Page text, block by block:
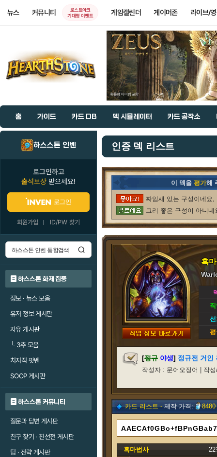
뉴스 커뮤니티
로스트아크
기대평 이벤트
게임캘린더 게이머존 라이브/
홈 가이드 카드 DB 덱 시뮬레이터 카드 공작소
하스스톤 인벤
로그인하고
출석보상 받으세요!
로그인
회원가입 ID/PW 찾기
하스스톤 화제 집중
정보 · 뉴스 모음
유저 정보 게시판
자유 게시판
└3추 모음
치지직 팟벤
SOOP 게시판
하스스톤 커뮤니티
질문과 답변 게시판
친구 찾기 · 친선전 게시판
팁 · 전략 게시판
인증 덱 리스트
이 덱을 평가해
짜임새 있는 구성이네요,
그리 좋은 구성이 아니네
흑
[정규 야생] 정규전 거인
작성자 : 문어오징어 | 작
카드 리스트 -제작 가격: 8480
흑마법사
22